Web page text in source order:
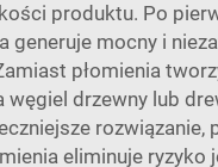
produktu. Po
generuje mocny i
płomienia
węgiel drzewny lub
rozwiązanie,
eliminuje ryzyko